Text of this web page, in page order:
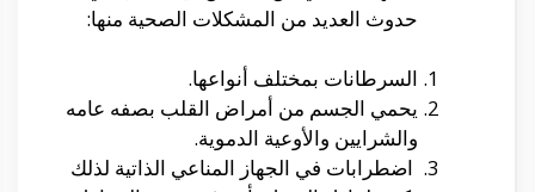
حدوث العديد من المشكلات الصحية منها:
السرطانات بمختلف أنواعها.
يحمي الجسم من أمراض القلب بصفه عامه
والشرايين والأوعية الدموية.
اضطرابات في الجهاز المناعي الذاتية لذلك